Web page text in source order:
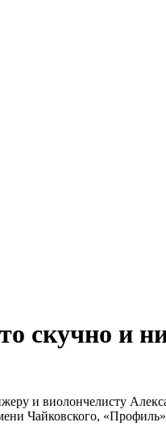
скучно и
и виолончелисту
Чайковского,